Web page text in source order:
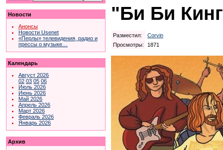
Новости
Анонсы
Новости Usenet
«Перлы» телевидения, радио и
прессы о музыке…
Календарь
Август 2026
02 03 05 06
Июль 2026
Июнь 2026
Май 2026
Апрель 2026
Март 2026
Февраль 2026
Январь 2026
Архив
"Би Би
Разместил:
Corvin
Просмотры:
1871